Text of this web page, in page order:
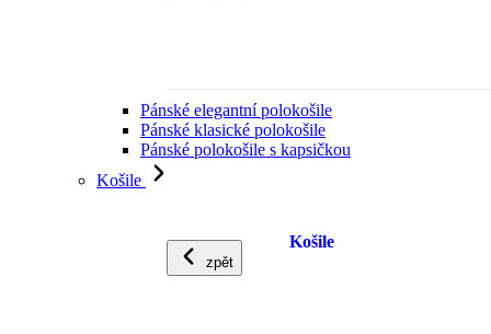
Pánské elegantní polokošile
Pánské klasické polokošile
Pánské polokošile s kapsičkou
Košile
zpět
Košile